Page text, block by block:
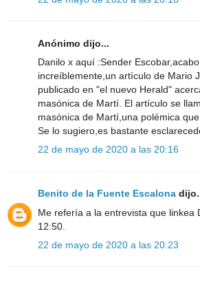
Anónimo dijo...
Danilo x aquí :Sender Escobar,acabo
increíblemente,un artículo de Mario
publicado en "el nuevo Herald"
masónica de Martí. El artículo se
masónica de Martí,una polémica que
Se lo sugiero,es bastante
22 de mayo de 2020 a las 20:16
Benito de la Fuente Escalona
Me refería a la entrevista que linkea
12:50.
22 de mayo de 2020 a las 20:23